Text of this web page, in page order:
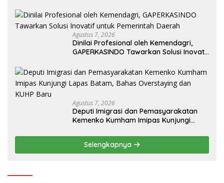
Agustus 7, 2026
Dinilai Profesional oleh Kemendagri,
GAPERKASINDO Tawarkan Solusi Inovatif
Agustus 7, 2026
Deputi Imigrasi dan Pemasyarakatan
Kemenko Kumham Imipas Kunjungi
KUHP Baru
Selengkapnya